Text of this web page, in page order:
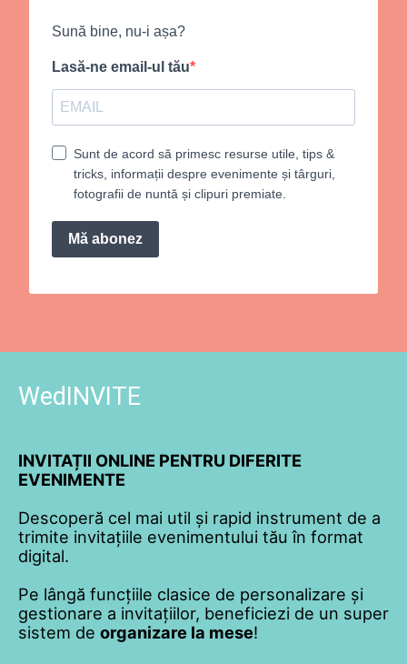
Sună bine, nu-i așa?
Lasă-ne email-ul tău
Sunt de acord să primesc resurse utile, tips &
tricks, informații despre evenimente și târguri,
fotografii de nuntă și clipuri premiate.
Mă abonez
WedINVITE
INVITAȚII ONLINE PENTRU DIFERITE
EVENIMENTE
Descoperă cel mai util și rapid instrument de a
trimite invitațiile evenimentului tău în format
digital.
Pe lângă funcțiile clasice de personalizare și
gestionare a invitațiilor, beneficiezi de un super
sistem de organizare la mese!